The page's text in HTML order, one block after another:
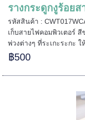
รางกระดูกงูร้อย
รหัสสินค้า :
เก็บสายไฟคอมพิวเตอร์
พ่วงต่างๆ ที่ระเกะระกะ ใ
฿500